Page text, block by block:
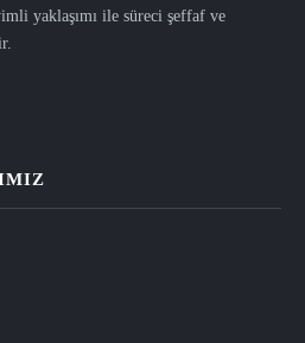
yaklaşımı ile süreci şeffaf ve